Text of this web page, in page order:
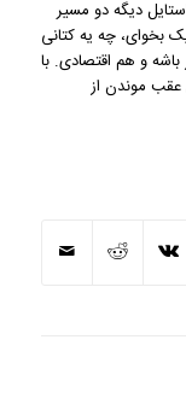
استایل دیگه دو مسیر
بخوای، چه یه کتانی
و هم اقتصادی. با
عقب موندن از